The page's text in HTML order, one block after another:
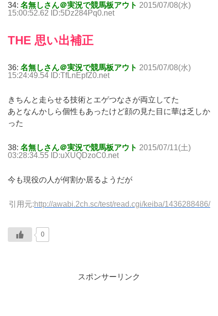
34: 名無しさん＠実況で競馬板アウト 2015/07/08(水)
15:00:52.62 ID:5Dz284Pq0.net
THE 思い出補正
36: 名無しさん＠実況で競馬板アウト 2015/07/08(水)
15:24:49.54 ID:TfLnEpfZ0.net
きちんと走らせる技術とエゲつなさが両立してた
あとなんかしら個性もあったけど顔の見た目に華は乏しか
った
38: 名無しさん＠実況で競馬板アウト 2015/07/11(土)
03:28:34.55 ID:uXUQDzoC0.net
今も現役の人が何割か居るようだが
引用元:http://awabi.2ch.sc/test/read.cgi/keiba/1436288486/
0
スポンサーリンク